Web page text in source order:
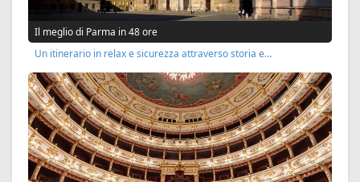
Il meglio di Parma in 48 ore
Un itinerario in relax e sicurezza attraverso storia e…